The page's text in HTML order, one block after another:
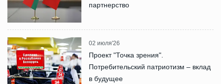
партнерство
02 июля'26
Проект "Точка зрения".
Потребительский патриотизм – вклад
в будущее